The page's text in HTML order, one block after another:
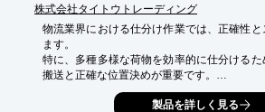
株式会社タイトウトレーディング
物流業界における仕分け作業では、正確性
ます。
特に、多種多様な荷物を効率的に仕分ける
搬送と正確な位置決めが重要です。
プラチェーンコンベアは、これらの課題に対
製品を詳しく見る